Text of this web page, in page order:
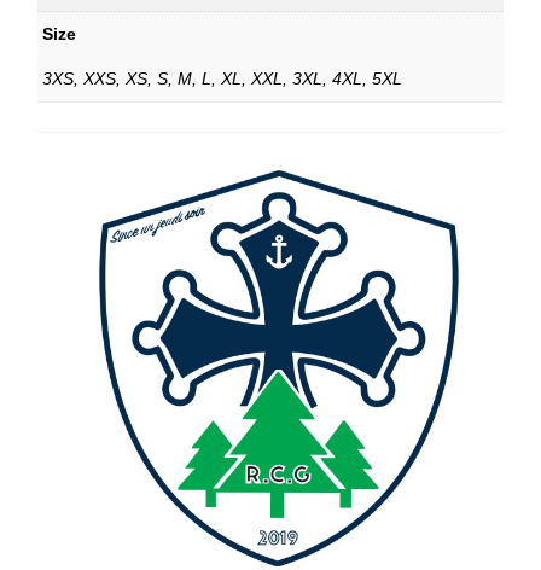
Size
3XS, XXS, XS, S, M, L, XL, XXL, 3XL, 4XL, 5XL